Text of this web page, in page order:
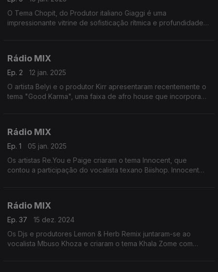
O Tema Chopit, do Produtor italiano Giaggi é uma
impressionante vitrine de sofisticação rítmica e profundidade
Rádio MIX
Ep. 2
12 jan. 2025
O artista Belyi e o produtor Kirr apresentaram recentemente o
tema "Good Karma", uma faixa de afro house que incorpora
Rádio MIX
Ep. 1
05 jan. 2025
Os artistas Re.You e Paige criaram o tema Innocent, que
contou a participação do vocalista texano Biishop. Innocent
Rádio MIX
Ep. 37
15 dez. 2024
Os Djs e produtores Lemon & Herb Remix juntaram-se ao
vocalista Mbuso Khoza e criaram o tema Khala Zome com